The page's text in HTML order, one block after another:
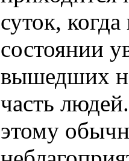
суток,
состоянии
вышедших
часть
этому